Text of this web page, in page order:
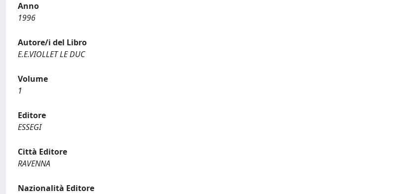
Anno
1996
Autore/i del Libro
E.E.VIOLLET LE DUC
Volume
1
Editore
ESSEGI
Città Editore
RAVENNA
Nazionalità Editore